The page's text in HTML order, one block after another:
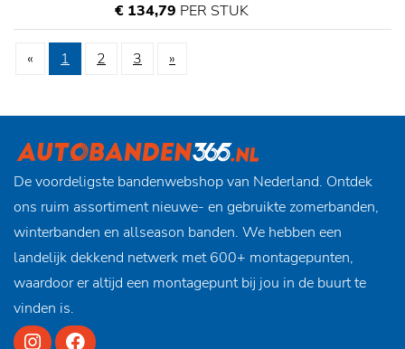
€ 134,79 PER STUK
« 1 2 3 »
De voordeligste bandenwebshop van Nederland. Ontdek
ons ruim assortiment nieuwe- en gebruikte zomerbanden,
winterbanden en allseason banden. We hebben een
landelijk dekkend netwerk met 600+ montagepunten,
waardoor er altijd een montagepunt bij jou in de buurt te
vinden is.